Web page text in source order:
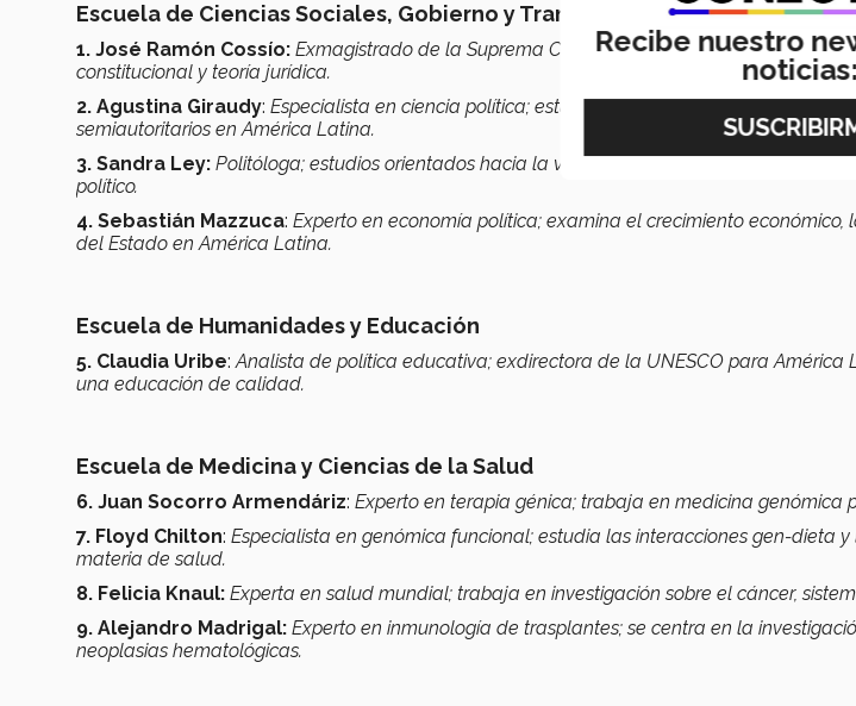
Escuela de Ciencias Sociales, Gobierno y Transformación Pública
1. José Ramón Cossío: Exmagistrado de la Suprema Corte de Justicia de la Nación en
constitucional y teoría jurídica.
2. Agustina Giraudy: Especialista en ciencia política; estudios orientados hacia los
semiautoritarios en América Latina.
3. Sandra Ley: Politóloga; estudios orientados hacia la violencia criminal en México y su
político.
4. Sebastián Mazzuca: Experto en economía política; examina el crecimiento
del Estado en América Latina.
Escuela de Humanidades y Educación
5. Claudia Uribe:Analista de política educativa; exdirectora de la UNESCO para América
una educación de calidad.
Escuela de Medicina y Ciencias de la Salud
6. Juan Socorro Armendáriz: Experto en terapia génica; trabaja en medicina genómica
7. Floyd Chilton: Especialista en genómica funcional; estudia las interacciones gen-dieta
materia de salud.
8. Felicia Knaul: Experta en salud mundial; trabaja en investigación sobre el cáncer,
9. Alejandro Madrigal: Experto en inmunología de trasplantes; se centra en la
neoplasias hematológicas.
Recibe nuestro
noticias: